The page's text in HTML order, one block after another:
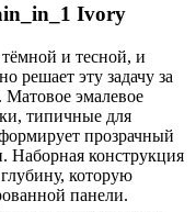
Ivory
и тесной, и
решает эту задачу за
Матовое эмалевое
типичные для
прозрачный
Наборная конструкция
которую
панели.